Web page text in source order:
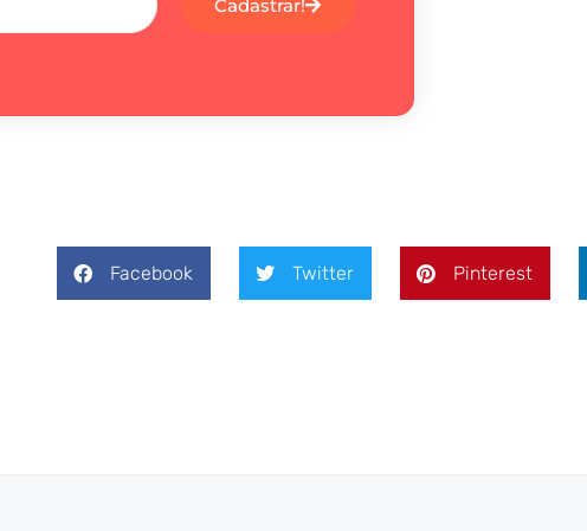
Cadastrar!
Facebook Twitter Pinterest